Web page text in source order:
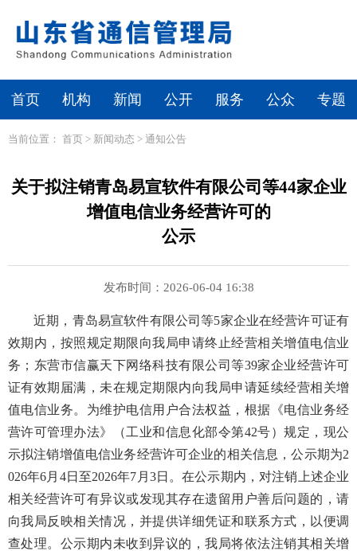
首页 机构 新闻 公开 服务 公众 专题
当前位置： 首页 > 新闻动态 > 通知公告
关于拟注销青岛易宣软件有限公司等44家企业
增值电信业务经营许可的
公示
发布时间：2026-06-04 16:38
近期，青岛易宣软件有限公司等5家企业在经营许可证有
效期内，按照规定期限向我局申请终止经营相关增值电信业
务；东营市信赢天下网络科技有限公司等39家企业经营许可
证有效期届满，未在规定期限内向我局申请延续经营相关增
值电信业务。为维护电信用户合法权益，根据《电信业务经
营许可管理办法》（工业和信息化部令第42号）规定，现公
示拟注销增值电信业务经营许可企业的相关信息，公示期为2
026年6月4日至2026年7月3日。在公示期内，对注销上述企业
相关经营许可有异议或发现其存在遗留用户善后问题的，请
向我局反映相关情况，并提供详细凭证和联系方式，以便调
查处理。公示期内未收到异议的，我局将依法注销其相关增